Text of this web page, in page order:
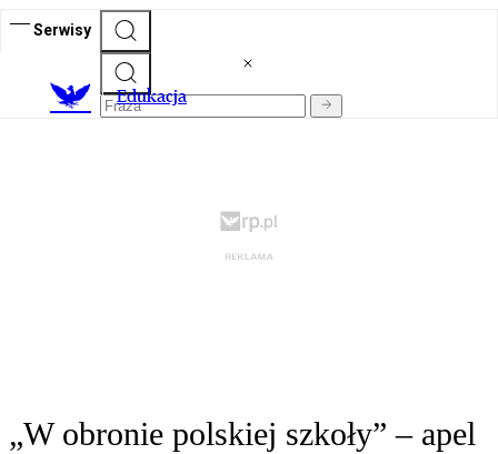
Serwisy
Edukacja
„W obronie polskiej szkoły” – apel